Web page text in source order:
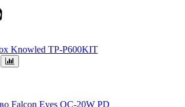
Knowled TP-P600KIT
Falcon Eyes QC-20W PD